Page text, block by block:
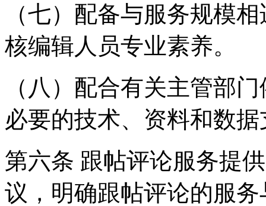
（七）配备与服务规模
核编辑人员专业素养。
（八）配合有关主管部
必要的技术、资料和数
第六条 跟帖评论服务提
议，明确跟帖评论的服